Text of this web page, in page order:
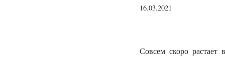
16.03.2021
Совсем скоро